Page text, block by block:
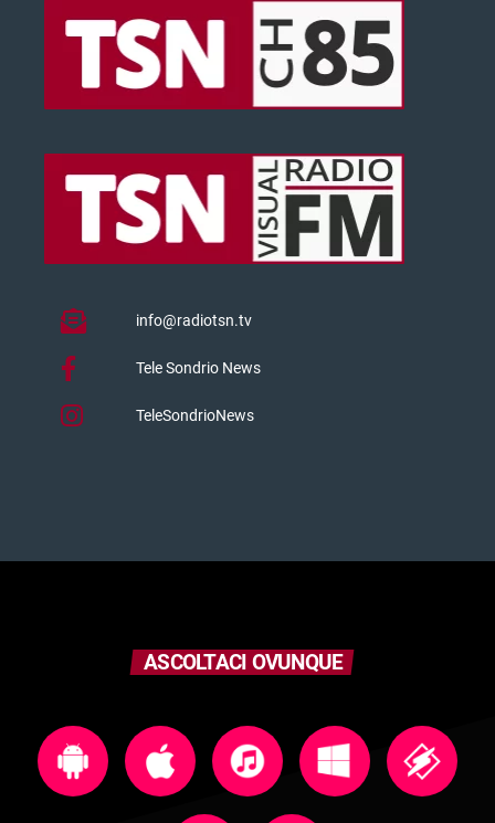
info@radiotsn.tv
Tele Sondrio News
TeleSondrioNews
ASCOLTACI OVUNQUE